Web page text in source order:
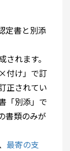
定書と別添
れます。
付け」で訂
正されてい
「別添」で
書類のみが
最寄の支